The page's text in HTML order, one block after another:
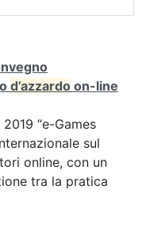
d’azzardo on-line
“e-Games
sul
online, con un
tra la pratica